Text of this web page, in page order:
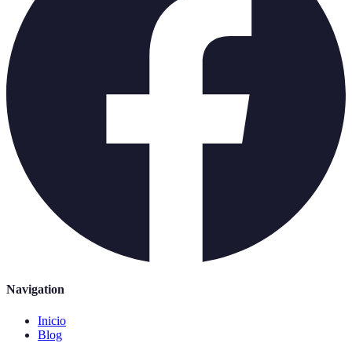
Navigation
Inicio
Blog